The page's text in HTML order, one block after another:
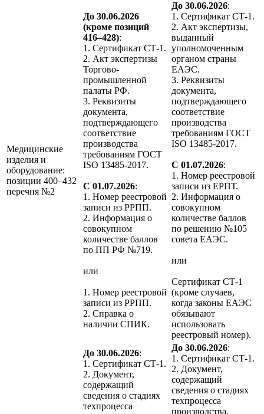
Медицинские
изделия и
оборудование:
позиции 400–432
перечня №2
До 30.06.2026
(кроме позиций
416–428):
1. Сертификат СТ-1.
2. Акт экспертизы
Торгово-
промышленной
палаты РФ.
3. Реквизиты
документа,
подтверждающего
соответствие
производства
требованиям ГОСТ
ISO 13485-2017.
С 01.07.2026:
1. Номер реестровой
записи из РРПП.
2. Информация о
совокупном
количестве баллов
по ПП РФ №719.
или
1. Номер реестровой
записи из РРПП.
2. Справка о
наличии СПИК.
До 30.06.2026:
1. Сертификат СТ-1.
2. Акт экспертизы,
выданный
уполномоченным
органом страны
ЕАЭС.
3. Реквизиты
документа,
подтверждающего
соответствие
производства
требованиям ГОСТ
ISO 13485-2017.
С 01.07.2026:
1. Номер реестровой
записи из ЕРПТ.
2. Информация о
совокупном
количестве баллов
по решению №105
совета ЕАЭС.
или
Сертификат СТ-1
(кроме случаев,
когда законы ЕАЭС
обязывают
использовать
реестровый номер).
До 30.06.2026:
1. Сертификат СТ-1.
2. Документ,
содержащий
сведения о стадиях
техпроцесса
До 30.06.2026:
1. Сертификат СТ-1.
2. Документ,
содержащий
сведения о стадиях
техпроцесса
производства,